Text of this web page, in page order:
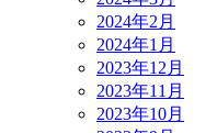
2024年2月
2024年1月
2023年12月
2023年11月
2023年10月